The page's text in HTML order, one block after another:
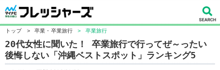
トップ > 卒業・卒業旅行 > 卒業旅行
20代女性に聞いた！ 卒業旅行で行ってぜ～ったい
後悔しない「沖縄ベストスポット」ランキング5